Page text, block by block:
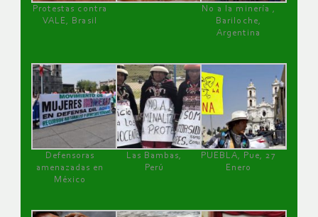
Protestas contra
VALE, Brasil
No a la minería ,
Bariloche,
Argentina
Defensoras
amenazadas en
México
Las Bambas,
Perú
PUEBLA, Pue, 27
Enero